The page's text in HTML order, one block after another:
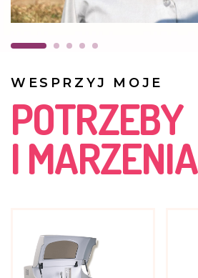
WESPRZYJ MOJE
POTRZEBY
I MARZENIA